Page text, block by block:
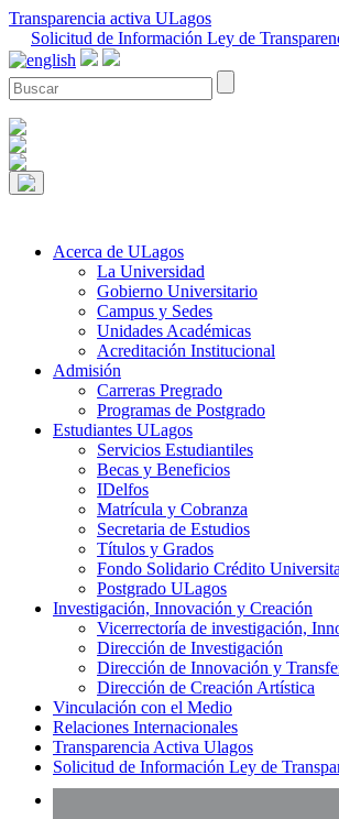
Transparencia activa ULagos
Solicitud de Información Ley de
Acerca de ULagos
La Universidad
Gobierno Universitario
Campus y Sedes
Unidades Académicas
Acreditación Institucional
Admisión
Carreras Pregrado
Programas de Postgrado
Estudiantes ULagos
Servicios Estudiantiles
Becas y Beneficios
IDelfos
Matrícula y Cobranza
Secretaria de Estudios
Títulos y Grados
Fondo Solidario Crédito
Postgrado ULagos
Investigación, Innovación y Creación
Vicerrectoría de investigación,
Dirección de Investigación
Dirección de Innovación y
Dirección de Creación Artística
Vinculación con el Medio
Relaciones Internacionales
Transparencia Activa Ulagos
Solicitud de Información Ley de